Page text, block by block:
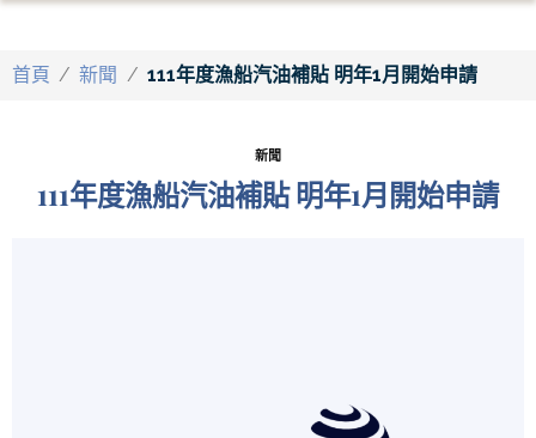
首頁 / 新聞 / 111年度漁船汽油補貼 明年1月開始申請
新聞
111年度漁船汽油補貼 明年1月開始申請